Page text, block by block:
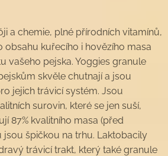
a chemie, plné přírodních vitamínů,
obsahu kuřecího i hovězího masa
vašeho pejska. Yoggies granule
skvěle chutnají a jsou
jejich trávicí systém. Jsou
surovin, které se jen suší,
87% kvalitního masa (před
jsou špičkou na trhu. Laktobacily
trávicí trakt, který také granule